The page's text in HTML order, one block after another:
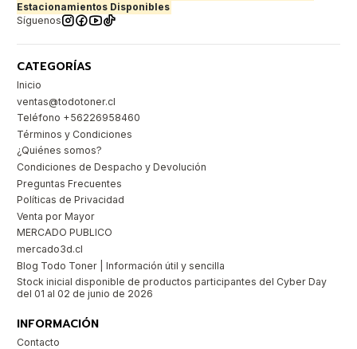
Estacionamientos Disponibles
Síguenos
CATEGORÍAS
Inicio
ventas@todotoner.cl
Teléfono +56226958460
Términos y Condiciones
¿Quiénes somos?
Condiciones de Despacho y Devolución
Preguntas Frecuentes
Políticas de Privacidad
Venta por Mayor
MERCADO PUBLICO
mercado3d.cl
Blog Todo Toner | Información útil y sencilla
Stock inicial disponible de productos participantes del Cyber Day
del 01 al 02 de junio de 2026
INFORMACIÓN
Contacto